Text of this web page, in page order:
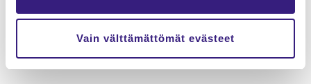
Vain välttämättömät evästeet
Edel­li­nen ar­tik­ke­li Seu­raa­va ar­tik­ke­li